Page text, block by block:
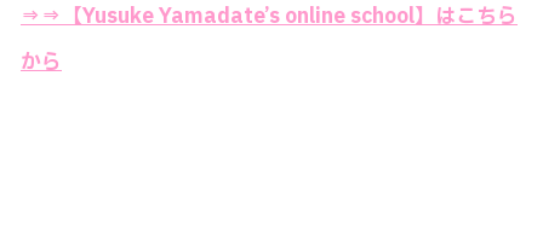
⇒⇒【Yusuke Yamadate’s online school】はこちら
から